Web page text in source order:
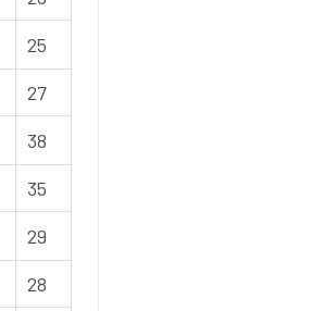
25
27
38
35
29
28